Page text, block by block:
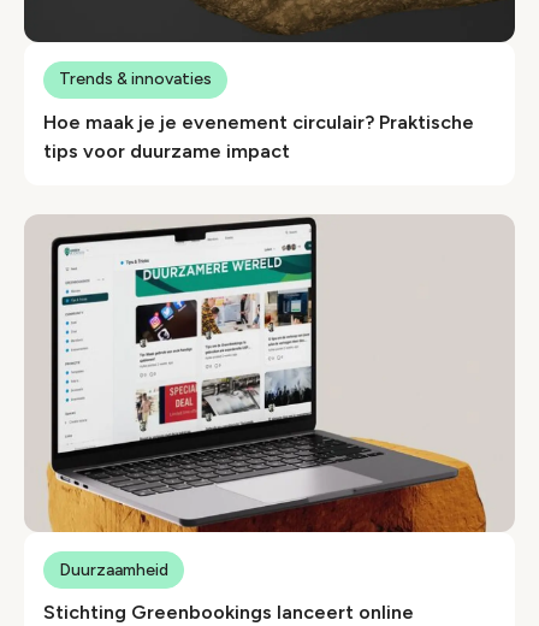
Hoe maak je je evenement circulair? Praktische
tips voor duurzame impact
Trends & innovaties
Stichting Greenbookings lanceert online
Duurzaamheid